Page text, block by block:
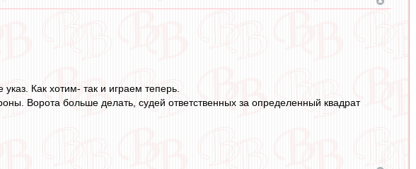
Как хотим- так и играем теперь.
Ворота больше делать, судей ответственных за определенный квадрат